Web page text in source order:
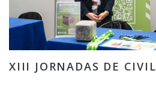
XIII JORNADAS DE CIVIL